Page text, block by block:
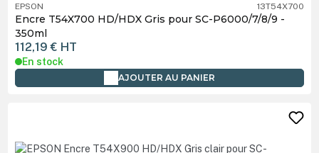
EPSON 13T54X700
Encre T54X700 HD/HDX Gris pour SC-P6000/7/8/9 -
350ml
112,19 € HT
En stock
AJOUTER AU PANIER